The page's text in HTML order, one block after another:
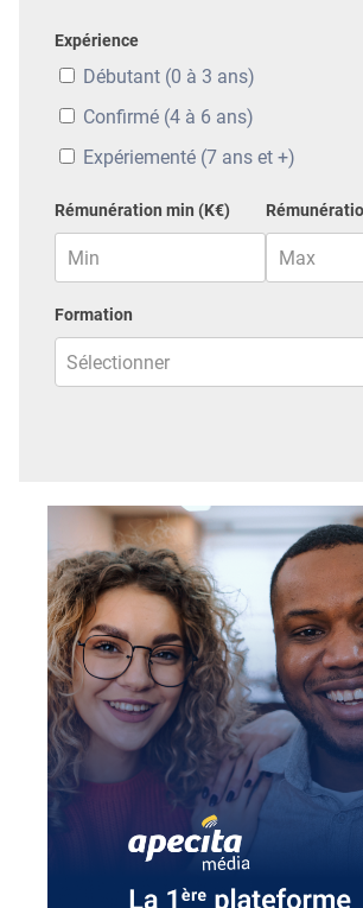
Expérience
Débutant (0 à 3 ans)
Confirmé (4 à 6 ans)
Expériementé (7 ans et +)
Rémunération min (K€)
Formation